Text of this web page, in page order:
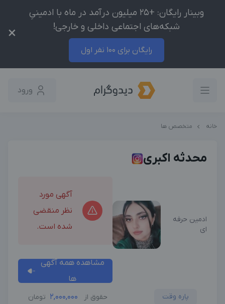
وبینار رایگان: +25 میلیون درآمد در ماه با ادمینیِ
شبکه‌های اجتماعی داخلی و خارجی!
رایگان برای 100 نفر اول
×
ورود
خانه متخصص ها
محدثه اکبری
ادمین حرفه
ای
آگهی مورد
نظر منقضی
شده است.
مشاهده همه آگهی
ها
پاره وقت حقوق از 2,000,000 تومان